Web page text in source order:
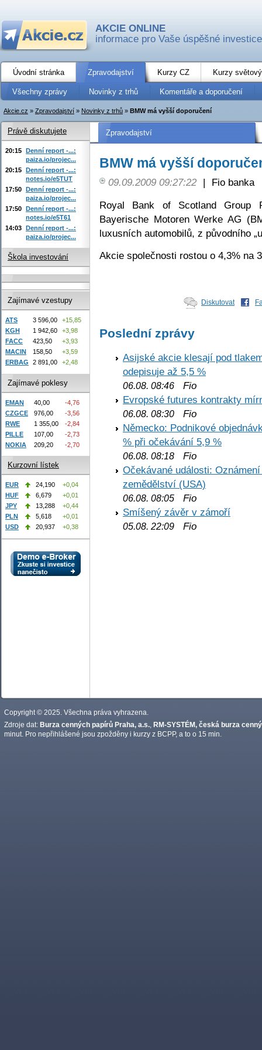
AKCIE ONLINE
informace pro Vaše úspěšné investice
Úvodní stránka Zpravodajství Kurzy CZ Kurzy
Všechny zprávy Novinky z trhů Komentáře a doporučení
Akcie.cz » Zpravodajství » Novinky z trhů » BMW má vyšší doporučení
Zpravodajství
BMW má vyšší
09.09.2009 09:27:22 |
Fio banka
Royal Bank of Scotland Group
Bayerische Motoren Werke AG
luxusních automobilů, z původního
Akcie společnosti rostou o 4,3% na
Diskutovat
Poslední zprávy
Asijské akcie klesají pod
odepisuje až 5,5 %
06.08. 08:46 Fio
Evropské futures kontrakty
06.08. 08:30 Fio
Německo: Podnikové
% při očekávání 5,9 %
06.08. 08:18 Fio
Očekávané události:
zemědělství (USA)
06.08. 08:05 Fio
Smíšený závěr v zámoří
05.08. 22:09 Fio
Právě diskutujete
20:15 Denní report -...:
paiza.io/projec...
20:15 Denní report -...:
notes.io/e5TUT
17:50 Denní report -...:
paiza.io/projec...
17:50 Denní report -...:
notes.io/e5T61
14:03 Denní report -...:
paiza.io/projec...
Škola investování
Zajímavé vzestupy
ATS 3 596,00
+15,85
KGH
1 942,60
+3,98
FACC
423,50
+3,93
MACIN
158,50
+3,59
ERBAG
2 891,00 +2,48
Zajímavé poklesy
EMAN 40,00
-4,76
CZGCE
976,00
-3,56
RWE
1 355,00
-2,84
PILLE
107,00
-2,73
NOKIA
209,20 -2,70
Kurzovní lístek
EUR 24,190
+0,04
HUF
6,679
+0,01
JPY
13,288
+0,44
PLN
5,618
+0,01
USD
20,937 +0,38
Copyright © 2025. Všechna práva vyhrazena.
Zdroje dat: Burza cenných papírů Praha, a.s. RM-SYSTÉM, česká burza
minut. Pro nepřihlášené jsou zpožděny i kurzy z BCPP, a to o 15 min.